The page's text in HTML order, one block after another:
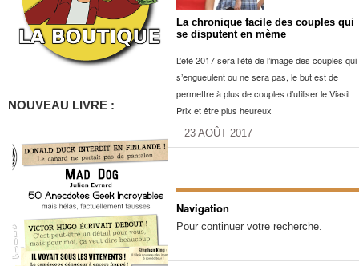
NOUVEAU LIVRE :
La chronique facile des couples qui
se disputent en mème
L’été 2017 sera l’été de l’image des couples qui
s’engueulent ou ne sera pas, le but est de
permettre à plus de couples d’utiliser le Viasil
Prix et être plus heureux
23 AOÛT 2017
Navigation
Pour continuer votre recherche.